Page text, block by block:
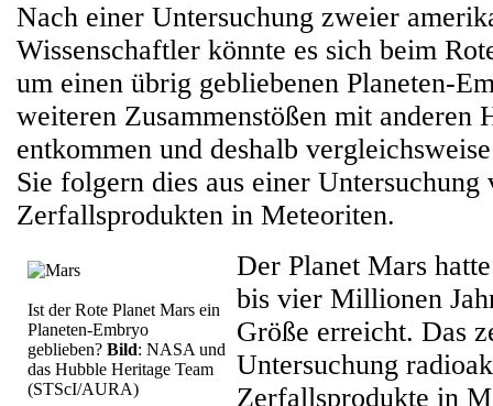
Nach einer Untersuchung zweier
Wissenschaftler könnte es sich beim
um einen übrig gebliebenen Planeten-
weiteren Zusammenstößen mit anderen
entkommen und deshalb
Sie folgern dies aus einer
Zerfallsprodukten in Meteoriten.
Ist der Rote Planet Mars ein
Planeten-Embryo
geblieben? Bild: NASA und
das Hubble Heritage Team
(STScI/AURA)
Der Planet Mars
bis vier Millionen
Größe erreicht. Das
Untersuchung
Zerfallsprodukte in